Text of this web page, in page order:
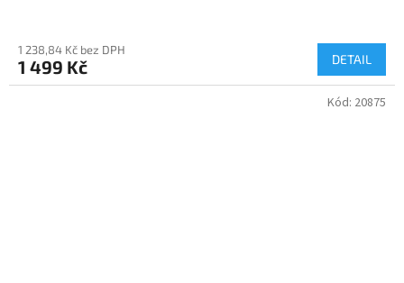
1 238,84 Kč bez DPH
1 499 Kč DETAIL
Kód: 20875